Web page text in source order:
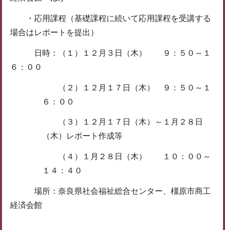
・応用課程（基礎課程に続いて応用課程を受講する
場合はレポートを提出）
日時：（１）１２月３日（木） ９：５０～１
６：００
（２）１２月１７日（木） ９：５０～１
６：００
（３）１２月１７日（木）～１月２８日
（木）レポート作成等
（４）１月２８日（木） １０：００～
１４：４０
場所：奈良県社会福祉総合センター、橿原市商工
経済会館